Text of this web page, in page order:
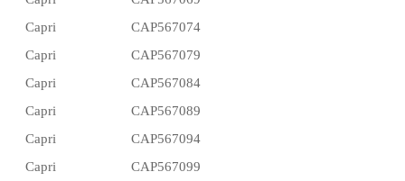
Capri
CAP567074
Capri
CAP567079
Capri
CAP567084
Capri
CAP567089
Capri
CAP567094
Capri
CAP567099